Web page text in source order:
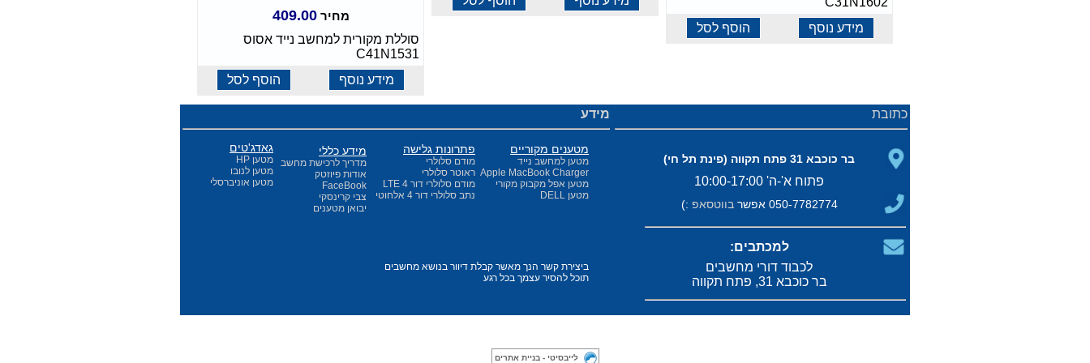
מידע נוסף
הוסף לסל
מחיר409.00
סוללת מקורית למחשב נייד אסוס
C41N1531
מידע נוסף
הוסף לסל
כתובת מידע
בר כוכבא 31 פתח תקווה (פינת תל חי)
פתוח א'-ה' 10:00-17:00
050-7782774 אפשר בווטסאפ :)
למכתבים:
לכבוד דורי מחשבים
בר כוכבא 31, פתח תקווה
מטענים מקוריים
מטען למחשב נייד
Apple MacBook Charger
מטען אפל מקבוק מקורי
מטען DELL
פתרונות גלישה
מודם סלולרי
ראוטר סלולרי
מודם סלולרי דור 4 LTE
נתב סלולרי דור 4 אלחוטי
מידע כללי
מדריך לרכישת מחשב
אודות פיוזטק
FaceBook
צבי קרינסקי
יבואן מטענים
גאדג'טים
מטען HP
מטען לנובו
מטען אוניברסלי
ביצירת קשר הנך מאשר קבלת דיוור בנושא מחשבים
תוכל להסיר עצמך בכל רגע
לייבסיטי - בניית אתרים